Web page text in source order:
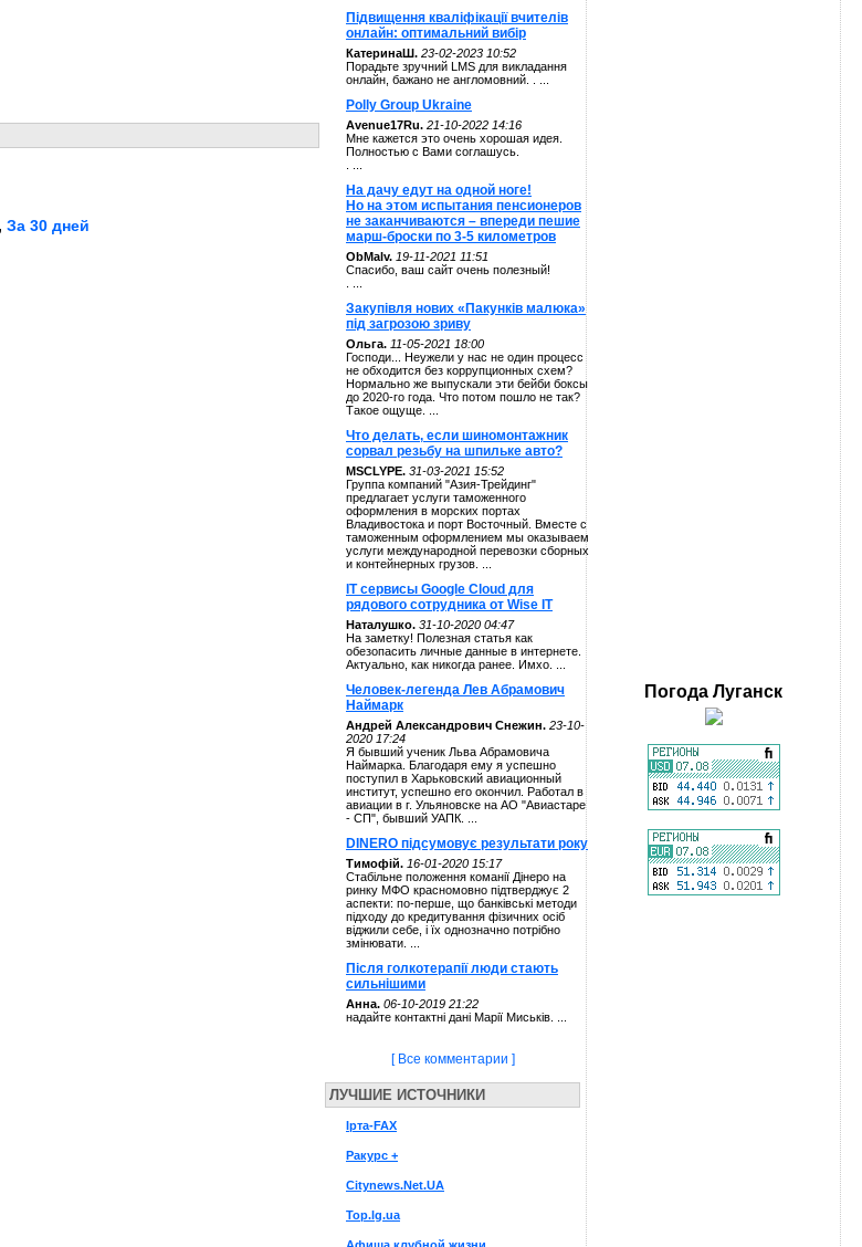
, За 30 дней
Підвищення кваліфікації вчителів
онлайн: оптимальний вибір
КатеринаШ. 23-02-2023 10:52
Порадьте зручний LMS для викладання
онлайн, бажано не англомовний. . ...
Polly Group Ukraine
Avenue17Ru. 21-10-2022 14:16
Мне кажется это очень хорошая идея.
Полностью с Вами соглашусь.
На дачу едут на одной ноге!
Но на этом испытания пенсионеров
не заканчиваются – впереди пешие
марш-броски по 3-5 километров
ОbMalv. 19-11-2021 11:51
Спасибо, ваш сайт очень полезный!
Закупівля нових «Пакунків малюка»
під загрозою зриву
Ольга. 11-05-2021 18:00
Господи... Неужели у нас не один процесс
не обходится без коррупционных схем?
Нормально же выпускали эти бейби боксы
до 2020-го года. Что потом пошло не так?
Такое ощуще. ...
Что делать, если шиномонтажник
сорвал резьбу на шпильке авто?
MSCLYPE. 31-03-2021 15:52
Группа компаний "Азия-Трейдинг"
предлагает услуги таможенного
оформления в морских портах
Владивостока и порт Восточный. Вместе с
таможенным оформлением мы оказываем
услуги международной перевозки сборных
и контейнерных грузов. ...
IT сервисы Google Cloud для
рядового сотрудника от Wise IT
Наталушко. 31-10-2020 04:47
На заметку! Полезная статья как
обезопасить личные данные в интернете.
Актуально, как никогда ранее. Имхо. ...
Человек-легенда Лев Абрамович
Наймарк
Андрей Александрович Снежин. 23-10-
2020 17:24
Я бывший ученик Льва Абрамовича
Наймарка. Благодаря ему я успешно
поступил в Харьковский авиационный
институт, успешно его окончил. Работал в
авиации в г. Ульяновске на АО "Авиастаре
- СП", бывший УАПК. ...
DINERO підсумовує результати року
Тимофій. 16-01-2020 15:17
Стабільне положення команії Дінеро на
ринку МФО красномовно підтверджує 2
аспекти: по-перше, що банківські методи
підходу до кредитування фізичних осіб
віджили себе, і їх однозначно потрібно
змінювати. ...
Після голкотерапії люди стають
сильнішими
Анна. 06-10-2019 21:22
надайте контактні дані Марії Миськів. ...
[ Все комментарии ]
ЛУЧШИЕ ИСТОЧНИКИ
Ірта-FAX
Ракурс +
Citynews.Net.UA
Top.lg.ua
Погода Луганск